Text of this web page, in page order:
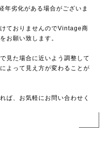
年劣化がある場合がございま
ておりませんのでVintage商
お願い致します。
見た場合に近いよう調整して
よって見え方が変わることが
ば、お気軽にお問い合わせく